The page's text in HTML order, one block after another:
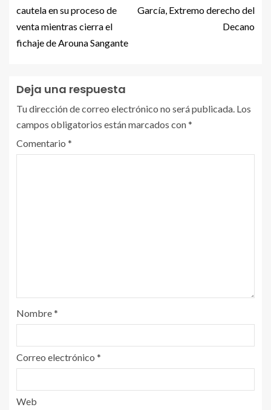
cautela en su proceso de
venta mientras cierra el
fichaje de Arouna Sangante
García, Extremo derecho del
Decano
Deja una respuesta
Tu dirección de correo electrónico no será publicada. Los
campos obligatorios están marcados con*
Comentario *
Nombre*
Correo electrónico *
Web